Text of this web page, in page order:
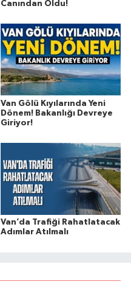
Canından Oldu!
Van Gölü Kıyılarında Yeni
Dönem! Bakanlığı Devreye
Giriyor!
Van’da Trafiği Rahatlatacak
Adımlar Atılmalı